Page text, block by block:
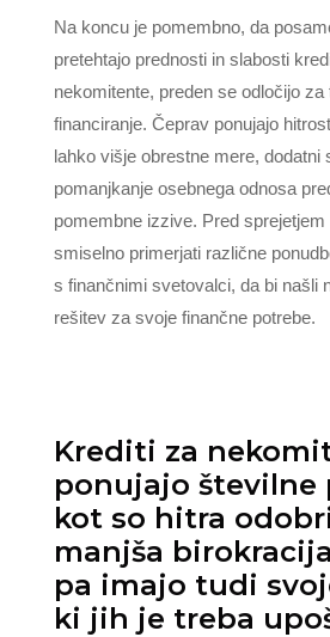
Na koncu je pomembno, da
pretehtajo prednosti in slabosti
nekomitente, preden se odločijo za
financiranje. Čeprav ponujajo
lahko višje obrestne mere, dodatni
pomanjkanje osebnega odnosa
pomembne izzive. Pred
smiselno primerjati različne
s finančnimi svetovalci, da bi našli
rešitev za svoje finančne potrebe.
Krediti za
ponujajo številne
kot so hitra
manjša
pa imajo tudi
ki jih je treba